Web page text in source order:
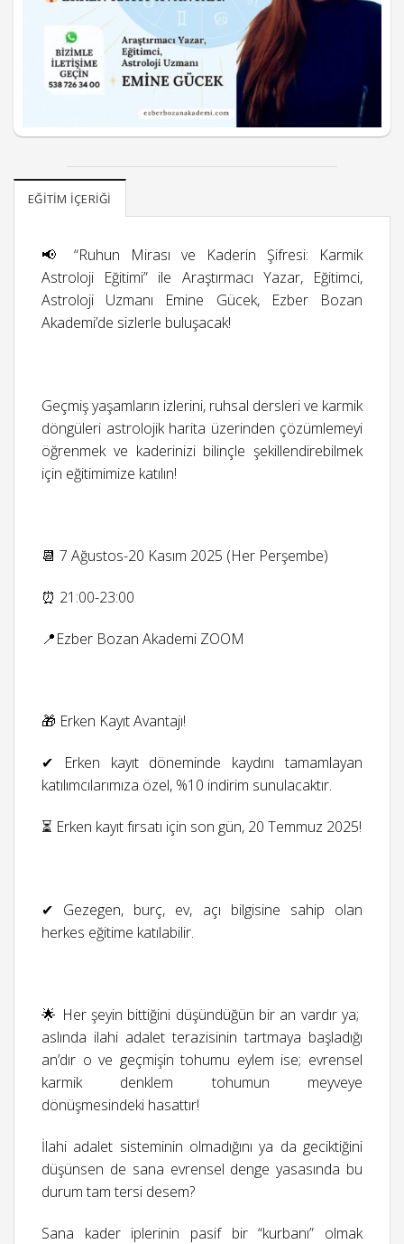
EĞITIM İÇERIĞI
📢 “Ruhun Mirası ve Kaderin Şifresi: Karmik
Astroloji Eğitimi” ile Araştırmacı Yazar, Eğitimci,
Astroloji Uzmanı Emine Gücek, Ezber Bozan
Akademi’de sizlerle buluşacak!
Geçmiş yaşamların izlerini, ruhsal dersleri ve karmik
döngüleri astrolojik harita üzerinden çözümlemeyi
öğrenmek ve kaderinizi bilinçle şekillendirebilmek
için eğitimimize katılın!
📆 7 Ağustos-20 Kasım 2025 (Her Perşembe)
⏰ 21:00-23:00
📍Ezber Bozan Akademi ZOOM
🎁 Erken Kayıt Avantajı!
✔ Erken kayıt döneminde kaydını tamamlayan
katılımcılarımıza özel, %10 indirim sunulacaktır.
⏳ Erken kayıt fırsatı için son gün, 20 Temmuz 2025!
✔ Gezegen, burç, ev, açı bilgisine sahip olan
herkes eğitime katılabilir.
🌟 Her şeyin bittiğini düşündüğün bir an vardır ya;
aslında ilahi adalet terazisinin tartmaya başladığı
an’dır o ve geçmişin tohumu eylem ise; evrensel
karmik denklem tohumun meyveye
dönüşmesindeki hasattır!
İlahi adalet sisteminin olmadığını ya da geciktiğini
düşünsen de sana evrensel denge yasasında bu
durum tam tersi desem?
Sana kader iplerinin pasif bir “kurbanı” olmak